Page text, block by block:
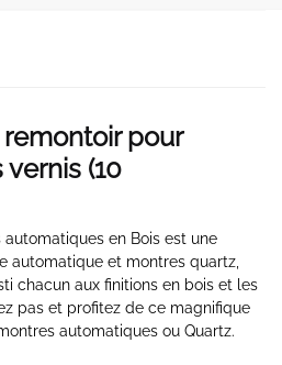
pour
(10
en Bois est une
automatique et montres quartz,
chacun aux finitions en bois et les
pas et profitez de ce magnifique
automatiques ou Quartz.